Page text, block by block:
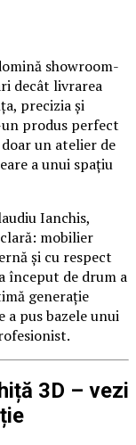
showroom-
decât livrarea
precizia și
produs perfect
un atelier de
a unui spațiu
Ianchis,
mobilier
și cu respect
început de drum a
generație
a pus bazele unui
3D – vezi